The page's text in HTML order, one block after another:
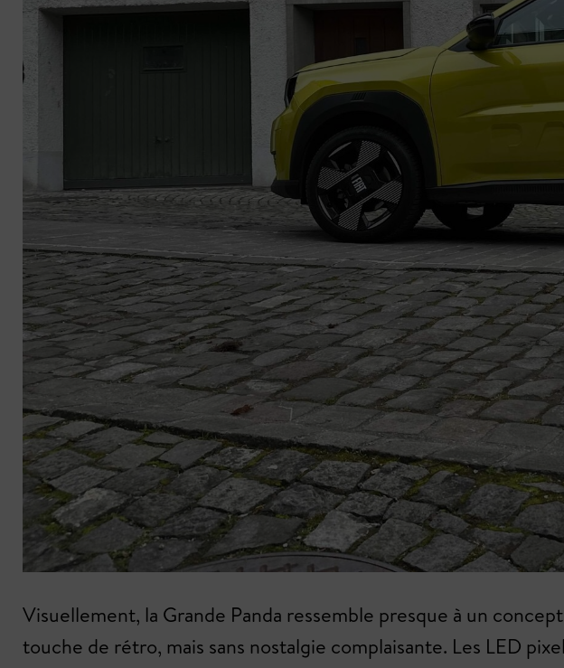
Visuellement, la Grande Panda ressemble presque à un
touche de rétro, mais sans nostalgie complaisante. Les LED